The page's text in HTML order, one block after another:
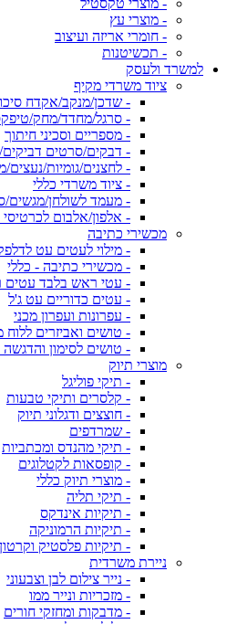
- מוצרי טקסטיל
- מוצרי עץ
- חומרי אריזה ועיצוב
- תכשיטנות
למשרד ולעסק
ציוד משרדי מקיף
- שדכן/מנקב/אקדח
- סרגל/מחדד/מחק/
- מספריים וסכיני חיתוך
- דבקים/סרטים
- לחצנים/גומיות/
- ציוד משרדי כללי
- מעמד לשולחן/
- אלפון/אלבום לכרטיסי
מכשירי כתיבה
- מילוי לעטים עט
- מכשירי כתיבה - כללי
- עטי ראש בלבד עטים
- עטים כדוריים עט ג'ל
- עפרונות ועפרון מכני
- טושים ואביזרים ללוח
- טושים לסימון
מוצרי תיוק
- תיקי פוליגל
- קלסרים ותיקי טבעות
- חוצצים ודגלוני תיוק
- שמרדפים
- תיקי מהנדס ומכתביות
- קופסאות לקטלוגים
- מוצרי תיוק כללי
- תיקי תליה
- תיקיות אינדקס
- תיקיות הרמוניקה
- תיקיות פלסטיק וקרטון
ניירת משרדית
- נייר צילום לבן וצבעוני
- מזכריות ונייר ממו
- מדבקות ומחזקי חורים